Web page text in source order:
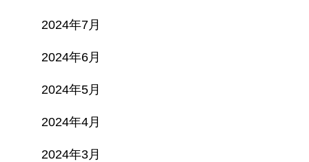
2024年7月
2024年6月
2024年5月
2024年4月
2024年3月